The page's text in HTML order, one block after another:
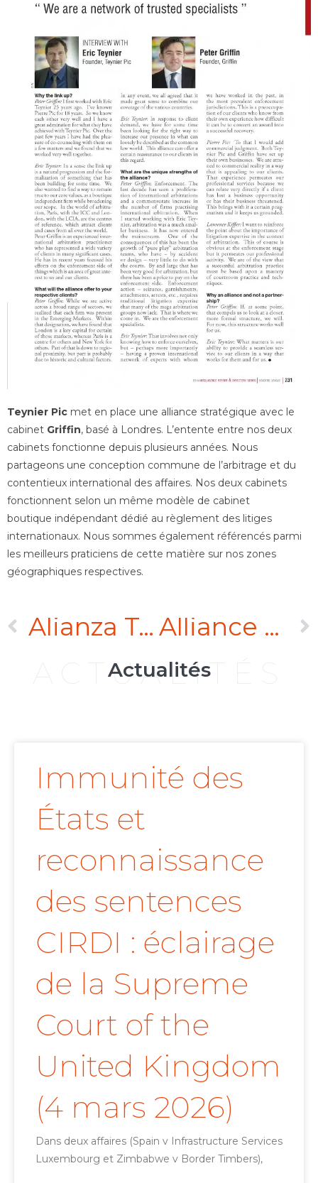
Teynier Pic met en place une alliance stratégique avec le
cabinet Griffin, basé à Londres. L’entente entre nos deux
cabinets fonctionne depuis plusieurs années. Nous
partageons une conception commune de l’arbitrage et du
contentieux international des affaires. Nos deux cabinets
fonctionnent selon un même modèle de cabinet
boutique indépendant dédié au règlement des litiges
internationaux. Nous sommes également référencés parmi
les meilleurs praticiens de cette matière sur nos zones
géographiques respectives.
Alianza Teynier Pic Griffin Alliance Teynier Pic Griffin
ACTUALITÉS
Actualités
Immunité des
États et
reconnaissance
des sentences
CIRDI : éclairage
de la Supreme
Court of the
United Kingdom
(4 mars 2026)
Dans deux affaires (Spain v Infrastructure Services
Luxembourg et Zimbabwe v Border Timbers),